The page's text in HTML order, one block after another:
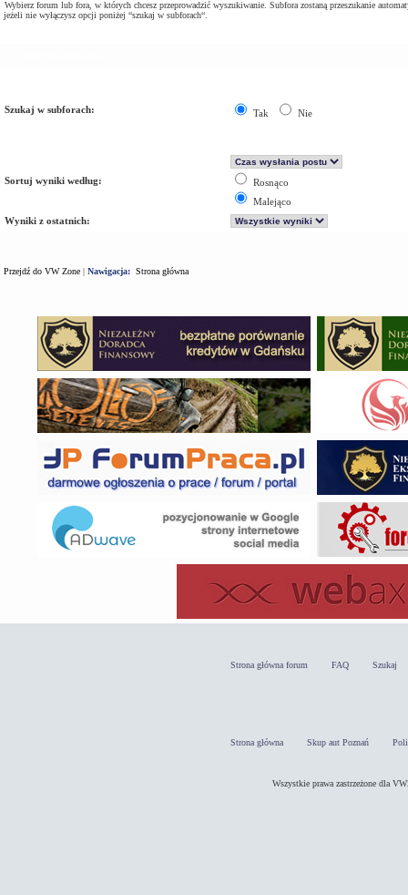
Wybierz forum lub fora, w których chcesz przeprowadzić wyszukiwanie. Subfora zostaną przeszukanie
jeżeli nie wyłączysz opcji poniżej “szukaj w subforach“.
Szukaj w subforach: Tak Nie
Sortuj wyniki według:
Rosnąco
Malejąco
Wyniki z ostatnich:
Przejdź do VW Zone | Nawigacja: Strona główna
Strona główna forum FAQ Szukaj
Strona główna Skup aut Poznań
Wszystkie prawa zastrzeżone dla